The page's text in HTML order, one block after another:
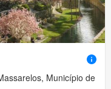
Município de